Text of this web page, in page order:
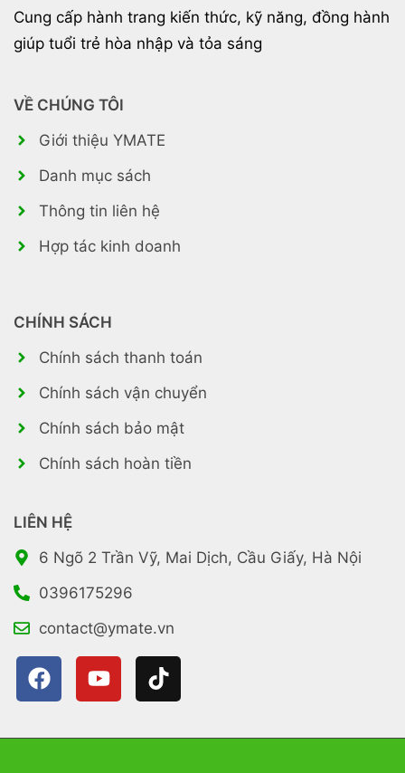
Cung cấp hành trang kiến thức, kỹ năng, đồng hành
giúp tuổi trẻ hòa nhập và tỏa sáng
VỀ CHÚNG TÔI
Giới thiệu YMATE
Danh mục sách
Thông tin liên hệ
Hợp tác kinh doanh
CHÍNH SÁCH
Chính sách thanh toán
Chính sách vận chuyển
Chính sách bảo mật
Chính sách hoàn tiền
LIÊN HỆ
6 Ngõ 2 Trần Vỹ, Mai Dịch, Cầu Giấy, Hà Nội
0396175296
contact@ymate.vn